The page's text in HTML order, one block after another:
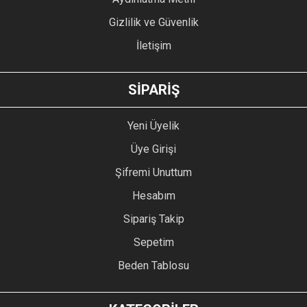
GÖNDER
Gizlilik ve Güvenlik
İletişim
SİPARİŞ
Yeni Üyelik
Üye Girişi
Şifremi Unuttum
Hesabım
Sipariş Takip
Sepetim
Beden Tablosu